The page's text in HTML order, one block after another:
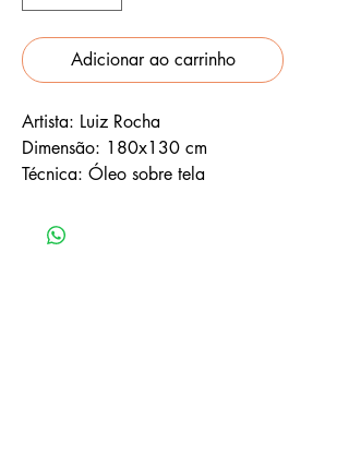
Adicionar ao carrinho
Artista: Luiz Rocha
Dimensão: 180x130 cm
Técnica: Óleo sobre tela